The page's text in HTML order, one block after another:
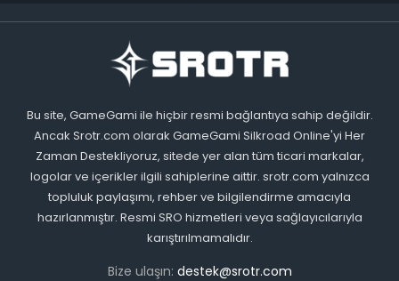
Bu site, GameGami ile hiçbir resmi bağlantıya sahip değildir.
Ancak Srotr.com olarak GameGami Silkroad Online'yi Her
Zaman Destekliyoruz, sitede yer alan tüm ticari markalar,
logolar ve içerikler ilgili sahiplerine aittir. srotr.com yalnızca
topluluk paylaşımı, rehber ve bilgilendirme amacıyla
hazırlanmıştır. Resmi SRO hizmetleri veya sağlayıcılarıyla
karıştırılmamalıdır.
Bize ulaşın: destek@srotr.com